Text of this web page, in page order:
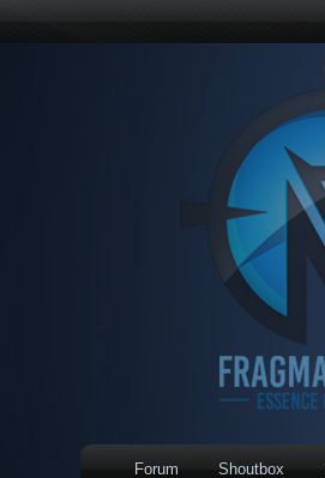
Forum Shoutbox